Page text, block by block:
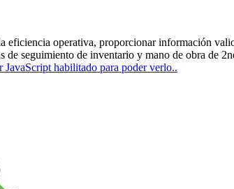
eficiencia operativa, proporcionar información
seguimiento de inventario y mano de obra de
JavaScript habilitado para poder verlo..